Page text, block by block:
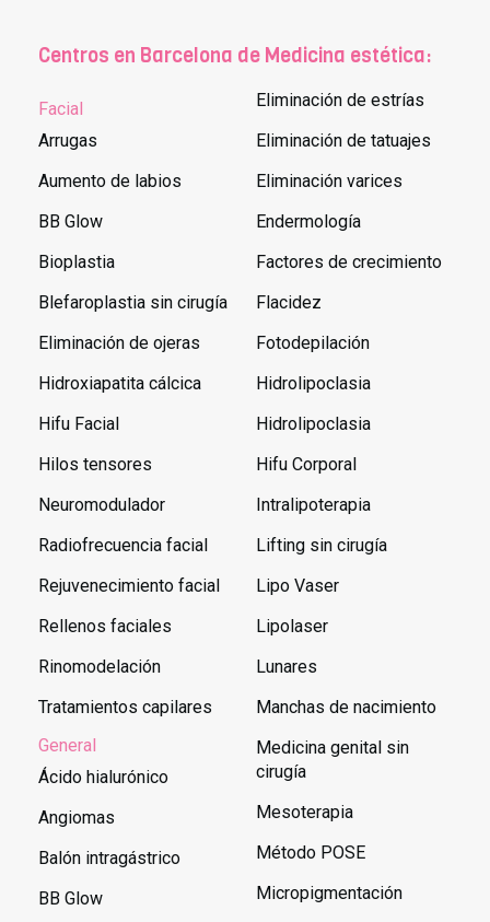
Centros en Barcelona de Medicina estética:
Facial
Arrugas
Aumento de labios
BB Glow
Bioplastia
Blefaroplastia sin cirugía
Eliminación de ojeras
Hidroxiapatita cálcica
Hifu Facial
Hilos tensores
Neuromodulador
Radiofrecuencia facial
Rejuvenecimiento facial
Rellenos faciales
Rinomodelación
Tratamientos capilares
General
Ácido hialurónico
Angiomas
Balón intragástrico
BB Glow
Eliminación de estrías
Eliminación de tatuajes
Eliminación varices
Endermología
Factores de crecimiento
Flacidez
Fotodepilación
Hidrolipoclasia
Hidrolipoclasia
Hifu Corporal
Intralipoterapia
Lifting sin cirugía
Lipo Vaser
Lipolaser
Lunares
Manchas de nacimiento
Medicina genital sin
cirugía
Mesoterapia
Método POSE
Micropigmentación